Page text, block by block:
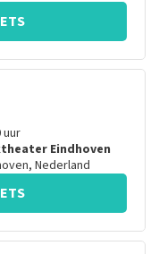
uur
Eindhoven
, Nederland